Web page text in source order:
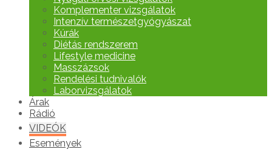
Komplementer vizsgálatok
Intenzív természetgyógyászat
Kúrák
Diétás rendszerem
Lifestyle medicine
Masszázsok
Rendelési tudnivalók
Laborvizsgálatok
Árak
Rádió
VIDEÓK
Események